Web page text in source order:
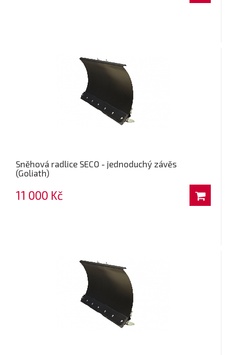
Sněhová radlice SECO - jednoduchý závěs
(Goliath)
11 000 Kč